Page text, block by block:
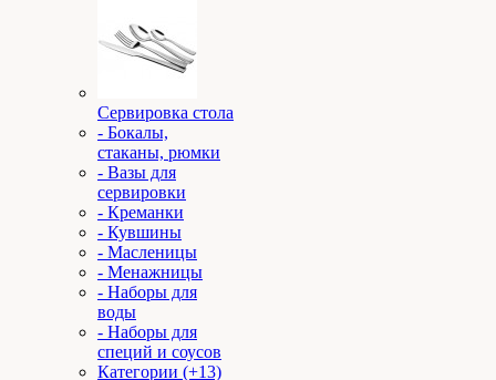
Сервировка стола
- Бокалы,
стаканы, рюмки
- Вазы для
сервировки
- Креманки
- Кувшины
- Масленицы
- Менажницы
- Наборы для
воды
- Наборы для
специй и соусов
Категории (+13)